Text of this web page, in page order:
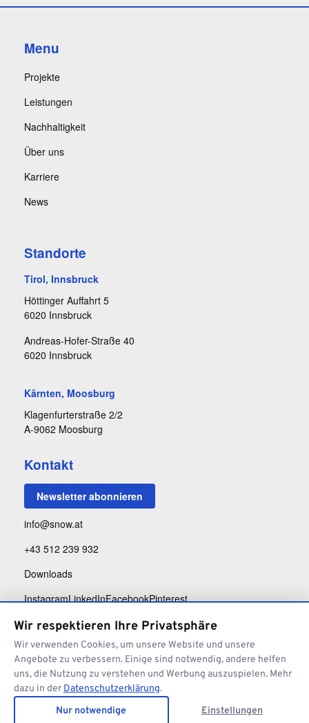
Wir respektieren Ihre Privatsphäre
Wir verwenden Cookies, um unsere Website und unsere
Angebote zu verbessern. Einige sind notwendig, andere helfen
uns, die Nutzung zu verstehen und Werbung auszuspielen. Mehr
dazu in der Datenschutzerklärung.
Nur notwendige
Einstellungen
Menu
Projekte
Leistungen
Nachhaltigkeit
Über uns
Karriere
News
Standorte
Tirol, Innsbruck
Höttinger Auffahrt 5
6020 Innsbruck
Andreas-Hofer-Straße 40
6020 Innsbruck
Kärnten, Moosburg
Klagenfurterstraße 2/2
A-9062 Moosburg
Kontakt
Newsletter abonnieren
info@snow.at
+43 512 239 932
Downloads
InstagramLinkedInFacebookPinterest
ImpressumDatenschutzAGB Architektur AGB WebsiteWiderrufsbelehrung